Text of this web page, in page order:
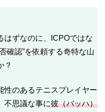
はずなのに、ICPOではな
確認”を依頼する奇特な山
？
性のあるテニスプレイヤー
不思議な事に彼（バッハ）